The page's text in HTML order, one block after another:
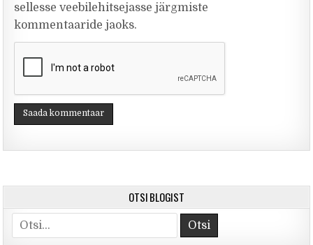
sellesse veebilehitsejasse järgmiste
kommentaaride jaoks.
OTSI BLOGIST
Otsi